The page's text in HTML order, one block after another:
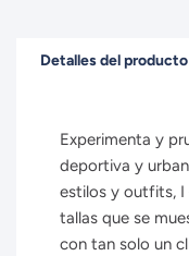
Detalles del producto
Experimenta y
deportiva y
estilos y outfits, I
tallas que se
con tan solo un